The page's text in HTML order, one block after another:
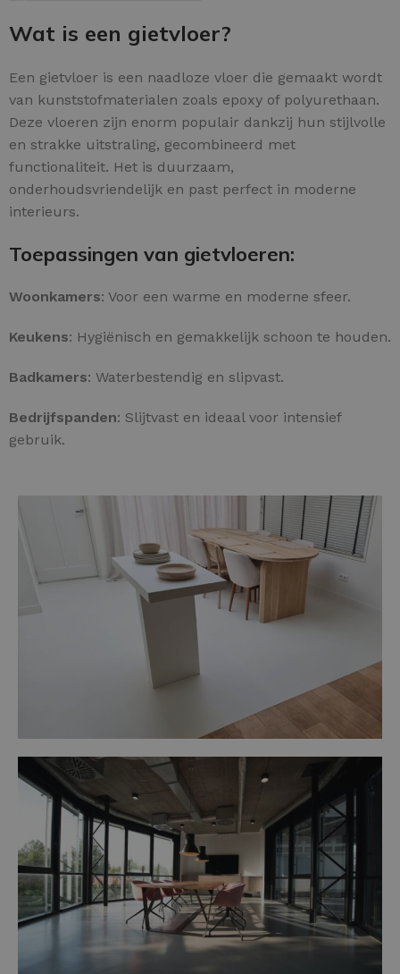
Wat is een gietvloer?
Een gietvloer is een naadloze vloer die gemaakt wordt
van kunststofmaterialen zoals epoxy of polyurethaan.
Deze vloeren zijn enorm populair dankzij hun stijlvolle
en strakke uitstraling, gecombineerd met
functionaliteit. Het is duurzaam,
onderhoudsvriendelijk en past perfect in moderne
interieurs.
Toepassingen van gietvloeren:
Woonkamers: Voor een warme en moderne sfeer.
Keukens: Hygiënisch en gemakkelijk schoon te houden.
Badkamers: Waterbestendig en slipvast.
Bedrijfspanden: Slijtvast en ideaal voor intensief
gebruik.